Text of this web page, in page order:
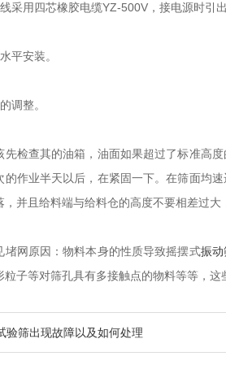
采用四芯橡胶电缆YZ-500V，接电源时引
平安装。
调整。
先检查其的油箱，油面如果超过了标准高
的作业半天以后，在紧固一下。在筛面均
，并且给料端与给料仓的高度不要相差过
堵网原因：物料本身的性质导致摇摆式振动
粒子等对筛孔具有多接触点的物料等等，
验筛出现故障以及如何处理